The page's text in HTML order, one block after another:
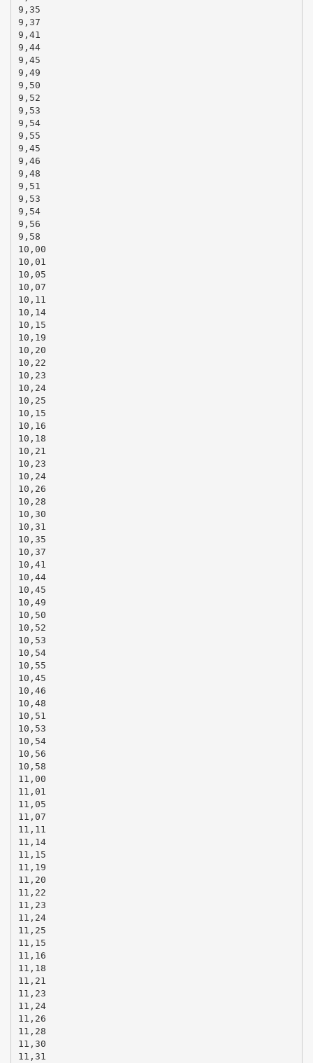
9,35
9,37
9,41
9,44
9,45
9,49
9,50
9,52
9,53
9,54
9,55
9,45
9,46
9,48
9,51
9,53
9,54
9,56
9,58
10,00
10,01
10,05
10,07
10,11
10,14
10,15
10,19
10,20
10,22
10,23
10,24
10,25
10,15
10,16
10,18
10,21
10,23
10,24
10,26
10,28
10,30
10,31
10,35
10,37
10,41
10,44
10,45
10,49
10,50
10,52
10,53
10,54
10,55
10,45
10,46
10,48
10,51
10,53
10,54
10,56
10,58
11,00
11,01
11,05
11,07
11,11
11,14
11,15
11,19
11,20
11,22
11,23
11,24
11,25
11,15
11,16
11,18
11,21
11,23
11,24
11,26
11,28
11,30
11,31